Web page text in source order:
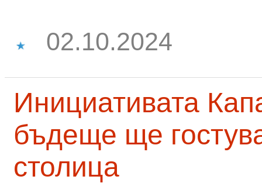
02.10.2024
Инициативата
бъдеще ще
столица